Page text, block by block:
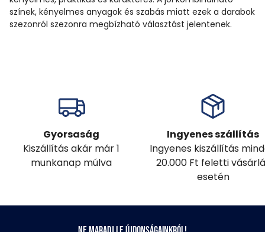
színek, kényelmes anyagok és szabás miatt ezek a darabok
szezonról szezonra megbízható választást jelentenek.
Gyorsaság
Kiszállítás akár már 1
munkanap múlva
Ingyenes szállítás
Ingyenes kiszállítás
20.000 Ft feletti
esetén